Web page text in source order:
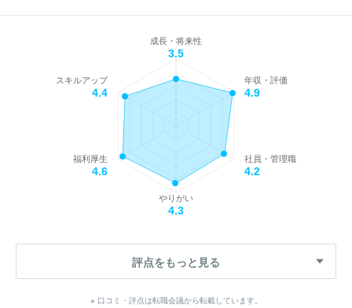
成長・将来性
3.5
年収・評価
4.9
社員・管理職
4.2
やりがい
4.3
福利厚生
4.6
スキルアップ
4.4
評点をもっと見る
※ 口コミ・評点は転職会議から転載しています。